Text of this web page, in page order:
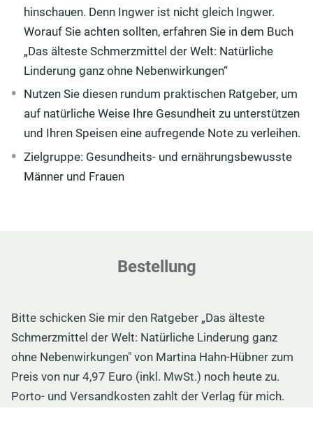
hinschauen. Denn Ingwer ist nicht gleich Ingwer.
Worauf Sie achten sollten, erfahren Sie in dem Buch
„Das älteste Schmerzmittel der Welt: Natürliche
Linderung ganz ohne Nebenwirkungen“
Nutzen Sie diesen rundum praktischen Ratgeber, um
auf natürliche Weise Ihre Gesundheit zu unterstützen
und Ihren Speisen eine aufregende Note zu verleihen.
Zielgruppe: Gesundheits- und ernährungsbewusste
Männer und Frauen
Bestellung